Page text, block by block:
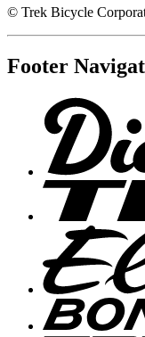
© Trek Bicycle
Footer